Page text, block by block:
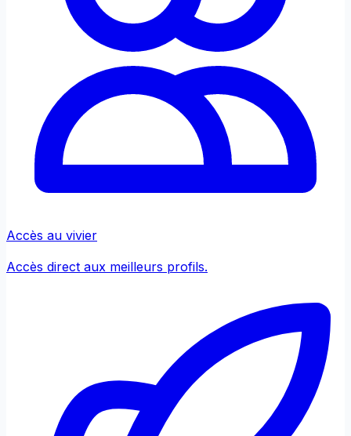
Accès au vivier
Accès direct aux meilleurs profils.